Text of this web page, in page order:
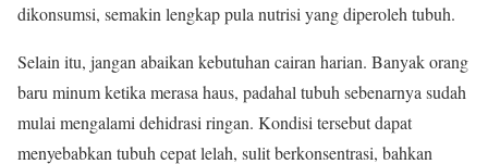
dikonsumsi, semakin lengkap pula nutrisi yang diperoleh tubuh.
Selain itu, jangan abaikan kebutuhan cairan harian. Banyak orang
baru minum ketika merasa haus, padahal tubuh sebenarnya sudah
mulai mengalami dehidrasi ringan. Kondisi tersebut dapat
menyebabkan tubuh cepat lelah, sulit berkonsentrasi, bahkan